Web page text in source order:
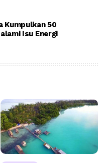
Kumpulkan 50
Isu Energi